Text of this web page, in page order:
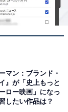
わせがかな
』と驚きが
マン：ブランド・
』が「史上もっと
ロー映画」になっ
したい作品は？